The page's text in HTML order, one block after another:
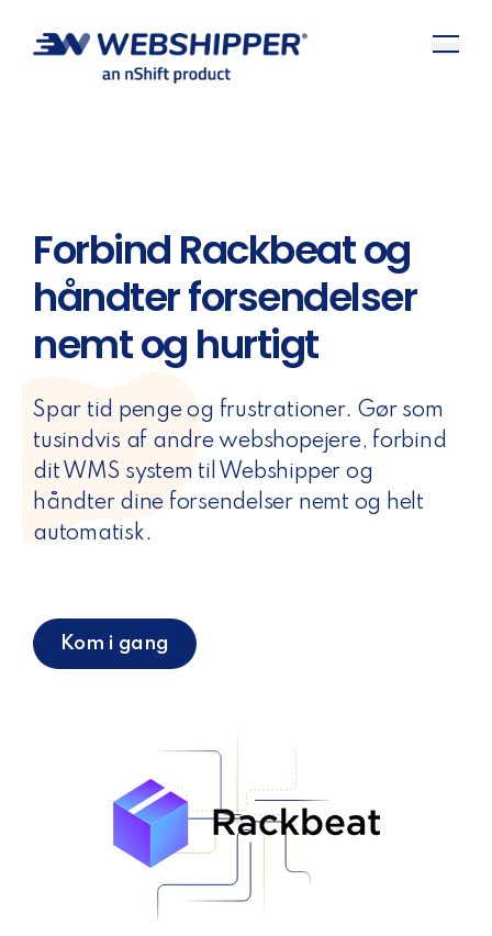
Forbind Rackbeat og
håndter forsendelser
nemt og hurtigt
Spar tid penge og frustrationer. Gør som
tusindvis af andre webshopejere, forbind
dit WMS system til Webshipper og
håndter dine forsendelser nemt og helt
automatisk.
Kom i gang